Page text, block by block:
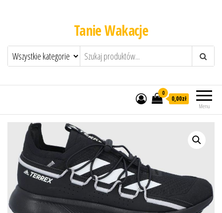
Tanie Wakacje
Menu
0
0,00zł